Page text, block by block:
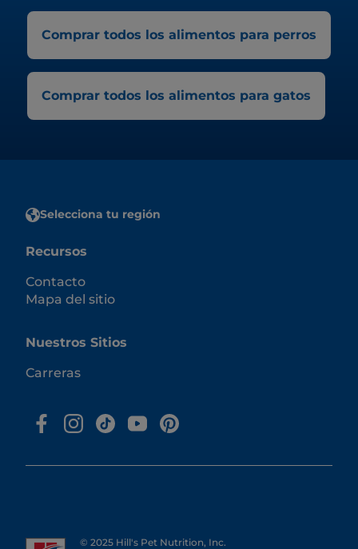
Comprar todos los alimentos para perros
Comprar todos los alimentos para gatos
Selecciona tu región
Recursos
Contacto
Mapa del sitio
Nuestros Sitios
Carreras
© 2025 Hill's Pet Nutrition, Inc.